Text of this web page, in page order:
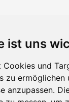
ist uns
und
zu ermöglichen
anzupassen.